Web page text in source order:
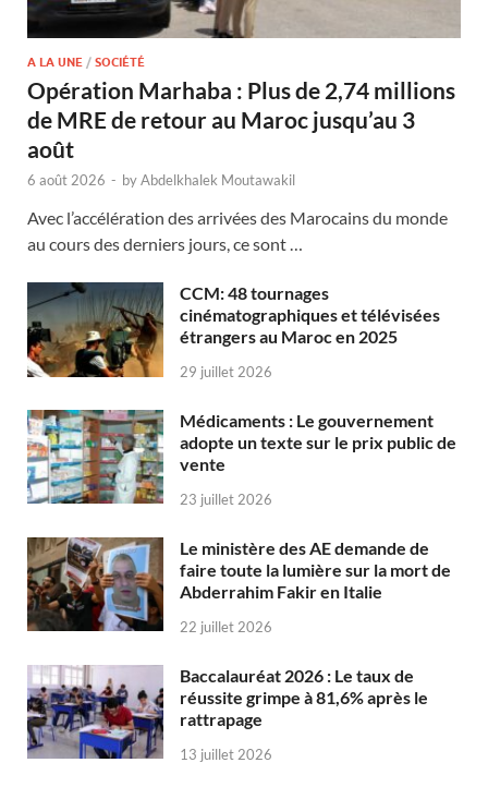
A LA UNE / SOCIÉTÉ
Opération Marhaba : Plus de 2,74 millions
de MRE de retour au Maroc jusqu’au 3
août
6 août 2026 - byAbdelkhalek Moutawakil
Avec l’accélération des arrivées des Marocains du monde
au cours des derniers jours, ce sont …
CCM: 48 tournages
cinématographiques et télévisées
étrangers au Maroc en 2025
29 juillet 2026
Médicaments : Le gouvernement
adopte un texte sur le prix public de
vente
23 juillet 2026
Le ministère des AE demande de
faire toute la lumière sur la mort de
Abderrahim Fakir en Italie
22 juillet 2026
Baccalauréat 2026 : Le taux de
réussite grimpe à 81,6% après le
rattrapage
13 juillet 2026